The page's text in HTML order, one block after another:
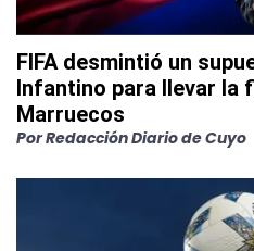
FIFA desmintió un
Infantino para llevar la
Marruecos
PorRedacción Diario de Cuyo